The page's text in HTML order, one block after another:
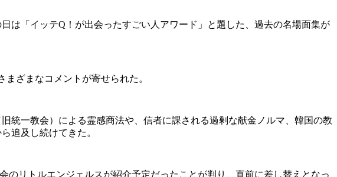
「イッテQ！が出会ったすごい人アワード」と題した、過去の名場面集が
ざまなコメントが寄せられた。
一教会）による霊感商法や、信者に課される過剰な献金ノルマ、韓国の教
追及し続けてきた。
のリトルエンジェルスが紹介予定だったことが判り、直前に差し替えとなっ